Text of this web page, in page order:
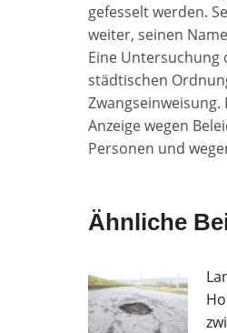
gefesselt werden.
weiter, seinen
Eine Untersuchung
städtischen
Anzeige wegen
Personen und
Ähnliche